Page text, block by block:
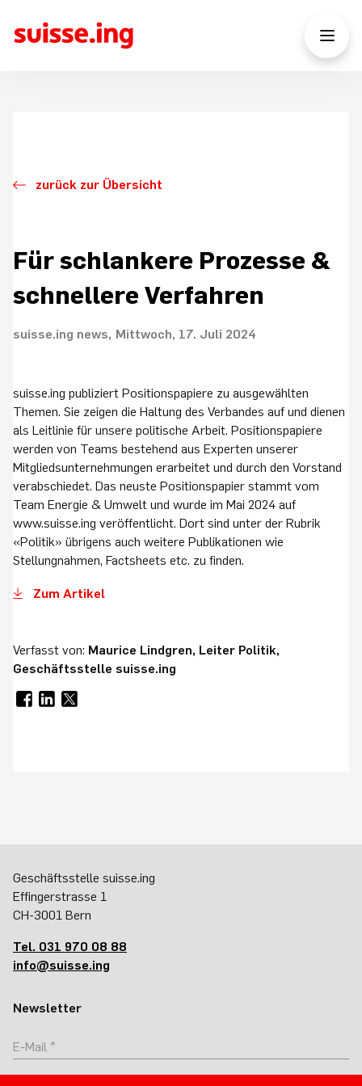
zurück zur Übersicht
Für schlankere Prozesse &
schnellere Verfahren
suisse.ing news Mittwoch, 17. Juli 2024
suisse.ing publiziert Positionspapiere zu ausgewählten
Themen. Sie zeigen die Haltung des Verbandes auf und dienen
als Leitlinie für unsere politische Arbeit. Positionspapiere
werden von Teams bestehend aus Experten unserer
Mitgliedsunternehmungen erarbeitet und durch den Vorstand
verabschiedet. Das neuste Positionspapier stammt vom
Team Energie & Umwelt und wurde im Mai 2024 auf
www.suisse.ing veröffentlicht. Dort sind unter der Rubrik
«Politik» übrigens auch weitere Publikationen wie
Stellungnahmen, Factsheets etc. zu finden.
Zum Artikel
Verfasst von: Maurice Lindgren, Leiter Politik,
Geschäftsstelle suisse.ing
Geschäftsstelle suisse.ing
Effingerstrasse 1
CH-3001 Bern
Tel. 031 970 08 88
info@suisse.ing
Newsletter